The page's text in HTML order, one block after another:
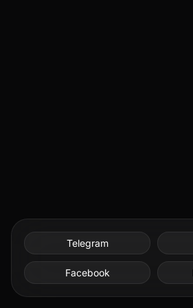
Telegram
Facebook